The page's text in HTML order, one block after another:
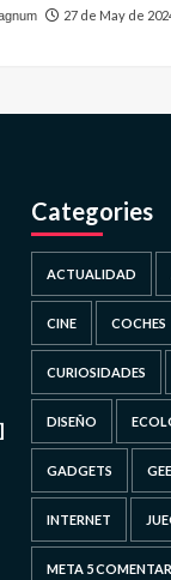
27 de May de
Categories
ACTUALIDAD
CINE COCHES
CURIOSIDADES
DISEÑO
GADGETS
INTERNET
META 5